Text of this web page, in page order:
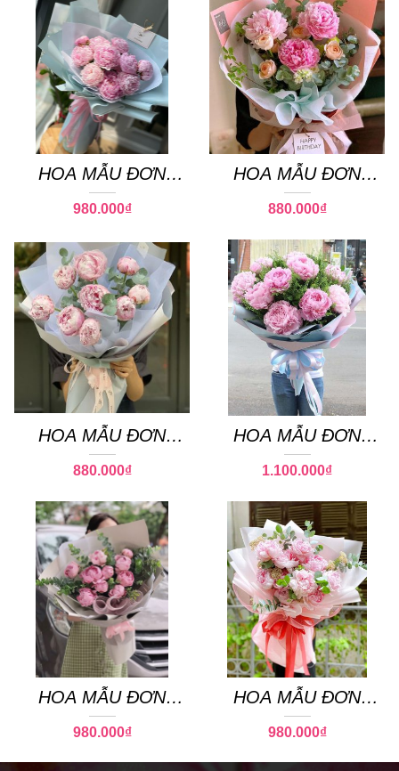
HOA MẪU ĐƠN
PEONY 15
980.000₫
HOA MẪU ĐƠN
PEONY 09
880.000₫
HOA MẪU ĐƠN
PEONY 24
880.000₫
HOA MẪU ĐƠN
PEONY 18
1.100.000₫
HOA MẪU ĐƠN
PEONY 27
980.000₫
HOA MẪU ĐƠN
PEONY 08
980.000₫